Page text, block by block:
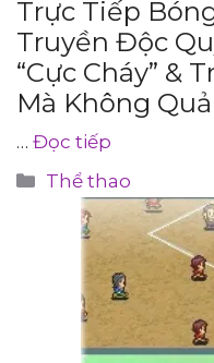
Trực Tiếp
Truyền Độc
“Cực Cháy” &
Mà Không
… Đọc tiếp
Danh
mục
Thể thao